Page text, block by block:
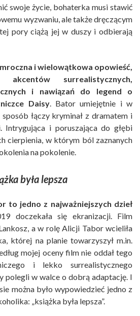
swoje życie, bohaterka musi stawić
wyzwaniu, ale także dręczącym
pory ciążą jej w duszy i odbierają
i wielowątkowa opowieść,
surrealistycznych,
i nawiązań do legend o
Daisy. Bator umiejętnie i w
łączy kryminał z dramatem i
Intrygująca i poruszająca do głębi
cierpienia, w którym ból zaznanych
na pokolenie.
była lepsza
to jedno z najważniejszych dzieł
doczekała się ekranizacji. Film
a w rolę Alicji Tabor wcieliła
której na planie towarzyszył m.in.
mojej oceny film nie oddał tego
i lekko surrealistycznego
polegli w walce o dobrą adaptację. I
można było wypowiedzieć jedno z
„książka była lepsza”.